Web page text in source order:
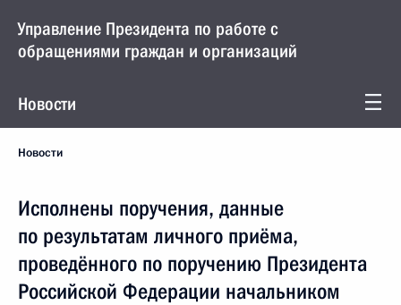
Управление Президента по работе с
обращениями граждан и организаций
Новости
Новости
Исполнены поручения, данные
по результатам личного приёма,
проведённого по поручению Президента
Российской Федерации начальником